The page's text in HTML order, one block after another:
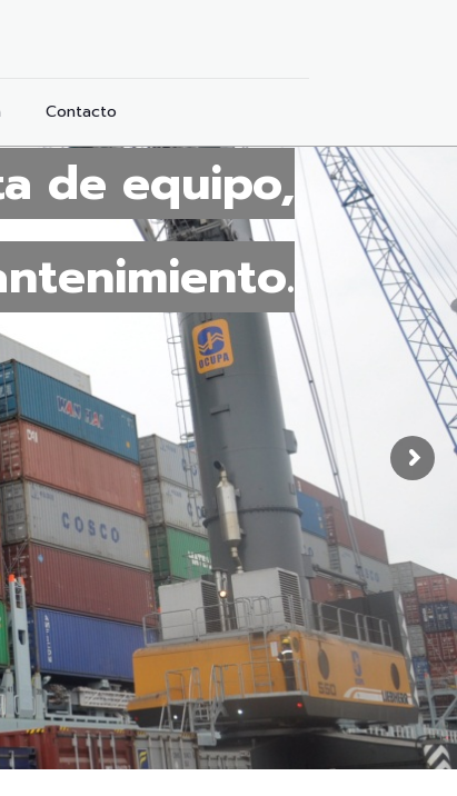
Contacto
de equipo,